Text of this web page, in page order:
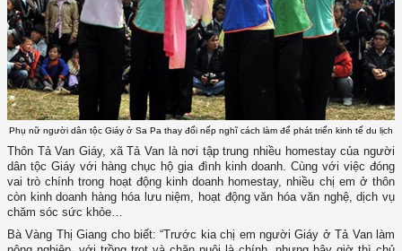
Phụ nữ người dân tộc Giáy ở Sa Pa thay đổi nếp nghĩ cách làm để phát triển kinh tế du lịch
Thôn Tả Van Giáy, xã Tả Van là nơi tập trung nhiều homestay của người
dân tộc Giáy với hàng chục hộ gia đình kinh doanh. Cùng với việc đóng
vai trò chính trong hoạt động kinh doanh homestay, nhiều chị em ở thôn
còn kinh doanh hàng hóa lưu niệm, hoạt động văn hóa văn nghệ, dịch vụ
chăm sóc sức khỏe…
Bà Vàng Thị Giang cho biết: “Trước kia chị em người Giáy ở Tả Van làm